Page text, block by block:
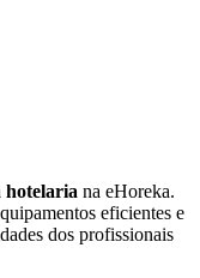
hotelaria na eHoreka.
eficientes e
dos profissionais